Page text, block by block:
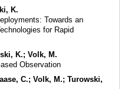
K.
Towards an
for Rapid
K.; Volk, M.
Observation
C.; Volk, M.; Turowski,